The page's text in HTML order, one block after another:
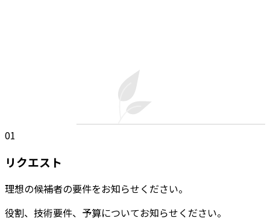
01
リクエスト
理想の候補者の要件をお知らせください。
役割、技術要件、予算についてお知らせください。